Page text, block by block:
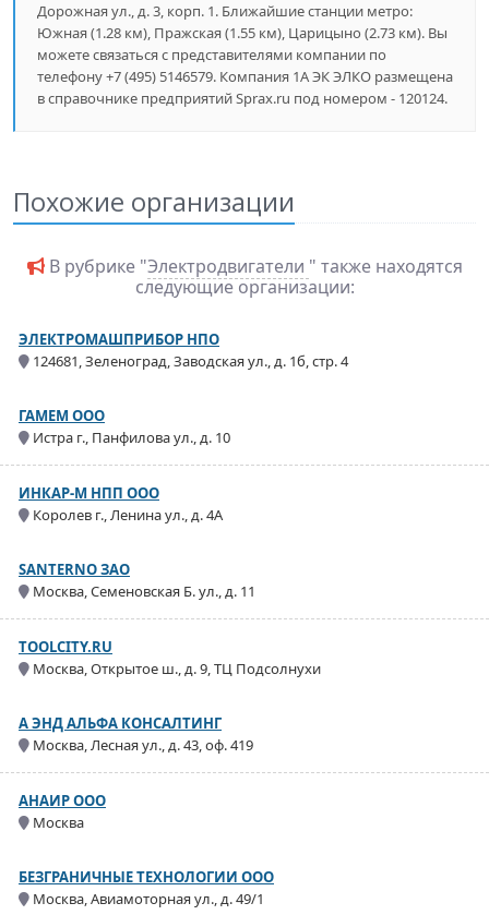
Дорожная ул., д. 3, корп. 1. Ближайшие станции метро:
Южная (1.28 км), Пражская (1.55 км), Царицыно (2.73 км). Вы
можете связаться с представителями компании по
телефону +7 (495) 5146579. Компания 1А ЭК ЭЛКО размещена
в справочнике предприятий Sprax.ru под номером - 120124.
Похожие организации
В рубрике "Электродвигатели " также находятся
следующие организации:
ЭЛЕКТРОМАШПРИБОР НПО
124681, Зеленоград, Заводская ул., д. 1б, стр. 4
ГАМЕМ ООО
Истра г., Панфилова ул., д. 10
ИНКАР-М НПП ООО
Королев г., Ленина ул., д. 4А
SANTERNO ЗАО
Москва, Семеновская Б. ул., д. 11
TOOLCITY.RU
Москва, Открытое ш., д. 9, ТЦ Подсолнухи
А ЭНД АЛЬФА КОНСАЛТИНГ
Москва, Лесная ул., д. 43, оф. 419
АНАИР ООО
Москва
БЕЗГРАНИЧНЫЕ ТЕХНОЛОГИИ ООО
Москва, Авиамоторная ул., д. 49/1